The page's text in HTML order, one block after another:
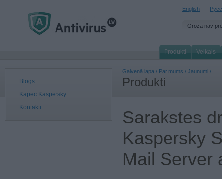
English
Grozā nav
Produkti Veikals
Blogs
Kāpēc Kaspersky
Kontakti
Galvenā lapa / Par mums / Jaunumi /
Produkti
Sarakstes
Kaspersky
Mail Server